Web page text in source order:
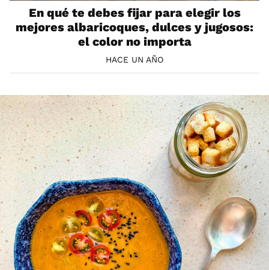
En qué te debes fijar para elegir los
mejores albaricoques, dulces y jugosos:
el color no importa
HACE UN AÑO